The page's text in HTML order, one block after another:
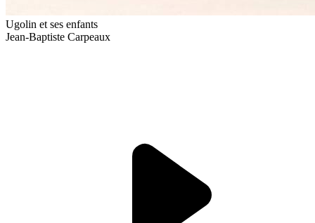
Ugolin et ses enfants
Jean-Baptiste Carpeaux